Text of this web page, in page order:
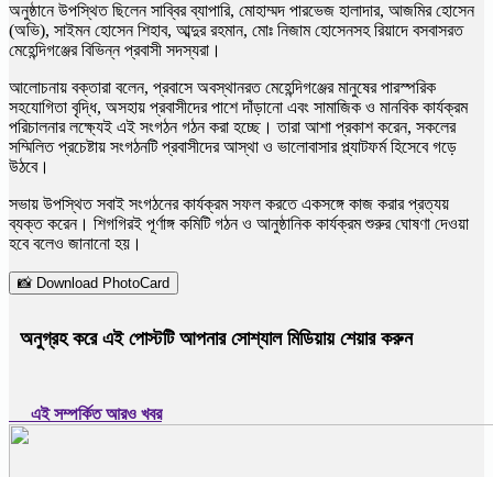
অনুষ্ঠানে উপস্থিত ছিলেন সাব্বির ব্যাপারি, মোহাম্মদ পারভেজ হালাদার, আজমির হোসেন
(অভি), সাইমন হোসেন শিহাব, আব্দুর রহমান, মোঃ নিজাম হোসেনসহ রিয়াদে বসবাসরত
মেহেন্দিগঞ্জের বিভিন্ন প্রবাসী সদস্যরা।
আলোচনায় বক্তারা বলেন, প্রবাসে অবস্থানরত মেহেন্দিগঞ্জের মানুষের পারস্পরিক
সহযোগিতা বৃদ্ধি, অসহায় প্রবাসীদের পাশে দাঁড়ানো এবং সামাজিক ও মানবিক কার্যক্রম
পরিচালনার লক্ষ্যেই এই সংগঠন গঠন করা হচ্ছে। তারা আশা প্রকাশ করেন, সকলের
সম্মিলিত প্রচেষ্টায় সংগঠনটি প্রবাসীদের আস্থা ও ভালোবাসার প্ল্যাটফর্ম হিসেবে গড়ে
উঠবে।
সভায় উপস্থিত সবাই সংগঠনের কার্যক্রম সফল করতে একসঙ্গে কাজ করার প্রত্যয়
ব্যক্ত করেন। শিগগিরই পূর্ণাঙ্গ কমিটি গঠন ও আনুষ্ঠানিক কার্যক্রম শুরুর ঘোষণা দেওয়া
হবে বলেও জানানো হয়।
📸 Download PhotoCard
অনুগ্রহ করে এই পোস্টটি আপনার সোশ্যাল মিডিয়ায় শেয়ার করুন
এই সম্পর্কিত আরও খবর